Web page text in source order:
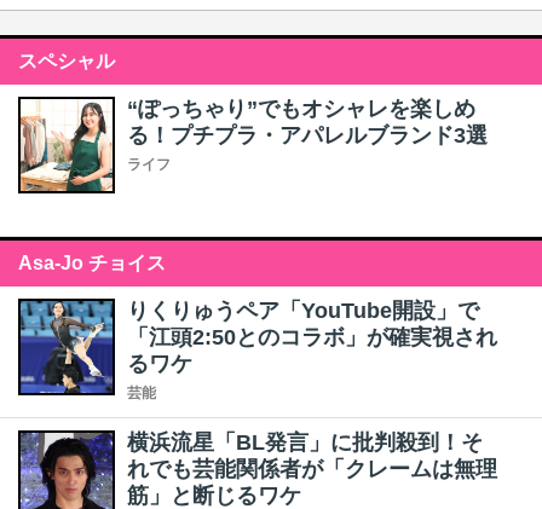
スペシャル
“ぽっちゃり”でもオシャレを楽しめ
る！プチプラ・アパレルブランド3選
ライフ
Asa-Jo チョイス
りくりゅうペア「YouTube開設」で
「江頭2:50とのコラボ」が確実視され
るワケ
芸能
横浜流星「BL発言」に批判殺到！そ
れでも芸能関係者が「クレームは無理
筋」と断じるワケ